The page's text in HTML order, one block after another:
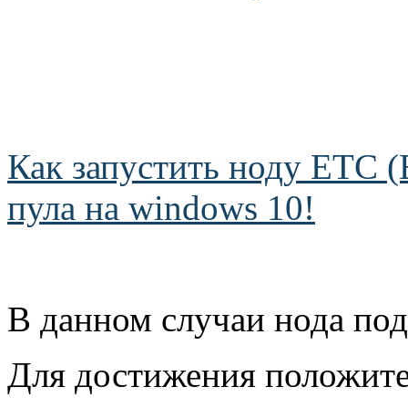
Как запустить ноду ETC
пула на windows 10!
В данном случаи нода
Для достижения